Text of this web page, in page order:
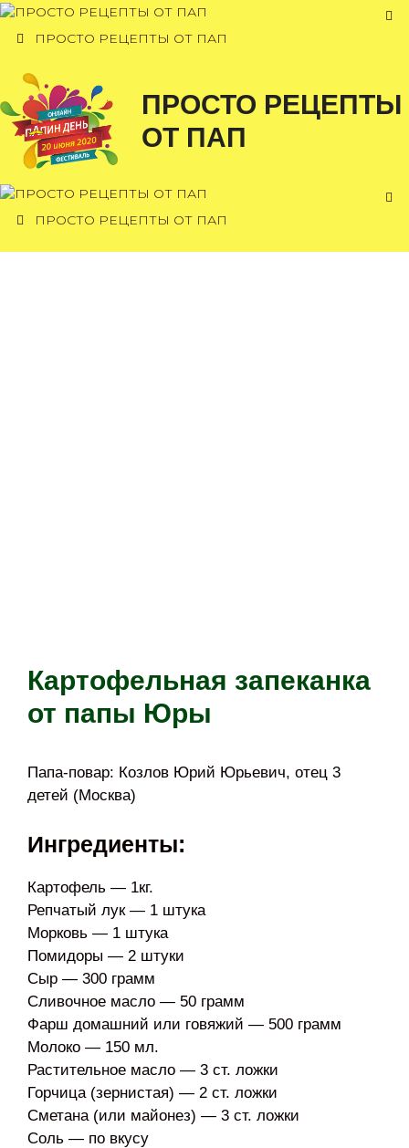
Перейти
ПРОСТО РЕЦЕПТЫ ОТ ПАП
ПРОСТО РЕЦЕПТЫ
ОТ ПАП
ПРОСТО РЕЦЕПТЫ ОТ ПАП
Картофельная запеканка
от папы Юры
Папа-повар: Козлов Юрий Юрьевич, отец 3
детей (Москва)
Ингредиенты:
Картофель — 1кг.
Репчатый лук — 1 штука
Морковь — 1 штука
Помидоры — 2 штуки
Сыр — 300 грамм
Сливочное масло — 50 грамм
Фарш домашний или говяжий — 500 грамм
Молоко — 150 мл.
Растительное масло — 3 ст. ложки
Горчица (зернистая) — 2 ст. ложки
Сметана (или майонез) — 3 ст. ложки
Соль — по вкусу